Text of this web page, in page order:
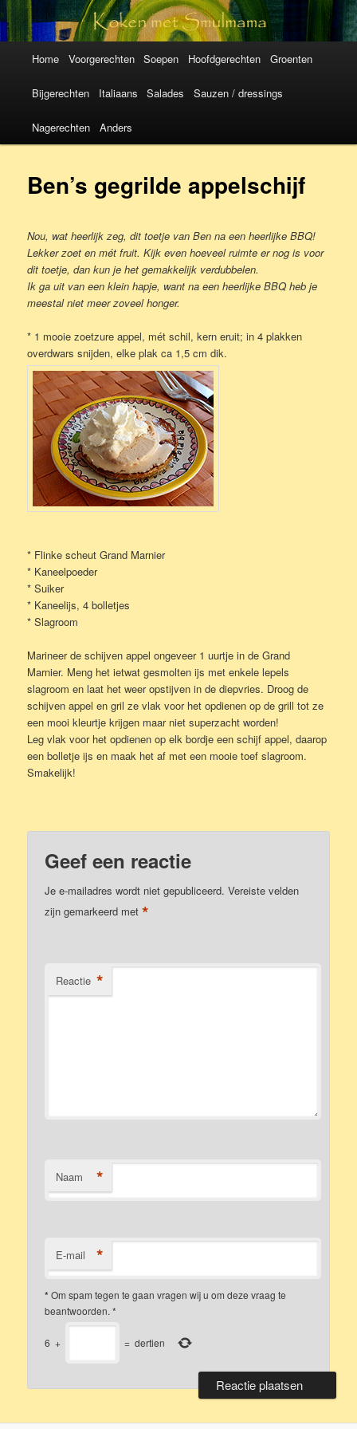
Koken met
SmulMama
Spring
naar
de
inhoud
Spring
naar
de
inhoud
Home Voorgerechten Soepen Hoofdgerechten Groenten
Bijgerechten Italiaans Salades Sauzen / dressings
Nagerechten Anders
Ben’s gegrilde appelschijf
Nou, wat heerlijk zeg, dit toetje van Ben na een heerlijke BBQ!
Lekker zoet en mét fruit. Kijk even hoeveel ruimte er nog is voor
dit toetje, dan kun je het gemakkelijk verdubbelen.
Ik ga uit van een klein hapje, want na een heerlijke BBQ heb je
meestal niet meer zoveel honger.
* 1 mooie zoetzure appel, mét schil, kern eruit; in 4 plakken
overdwars snijden, elke plak ca 1,5 cm dik.
* Flinke scheut Grand Marnier
* Kaneelpoeder
* Suiker
* Kaneelijs, 4 bolletjes
* Slagroom
Marineer de schijven appel ongeveer 1 uurtje in de Grand
Marnier. Meng het ietwat gesmolten ijs met enkele lepels
slagroom en laat het weer opstijven in de diepvries. Droog de
schijven appel en gril ze vlak voor het opdienen op de grill tot ze
een mooi kleurtje krijgen maar niet superzacht worden!
Leg vlak voor het opdienen op elk bordje een schijf appel, daarop
een bolletje ijs en maak het af met een mooie toef slagroom.
Smakelijk!
Geef een reactie
Je e-mailadres wordt niet gepubliceerd. Vereiste velden
zijn gemarkeerd met*
Reactie *
Naam *
E-mail *
*Om spam tegen te gaan vragen wij u om deze vraag te
beantwoorden. *
6 + = dertien